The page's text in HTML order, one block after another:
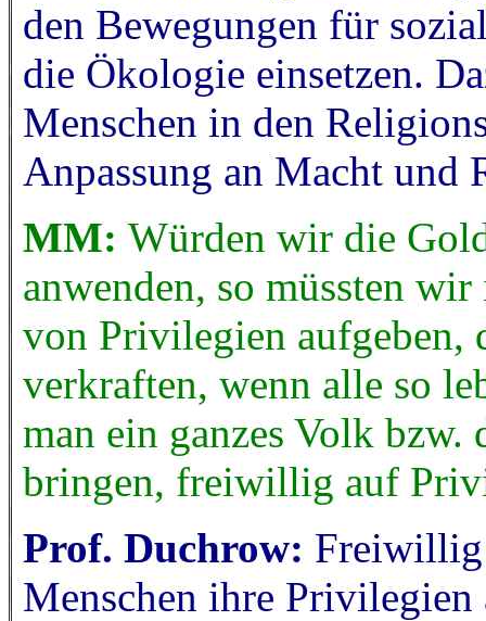
den Bewegungen für
die Ökologie einsetzen.
Menschen in den
Anpassung an Macht und
MM: Würden wir die
anwenden, so müssten
von Privilegien aufgeben,
verkraften, wenn alle so
man ein ganzes Volk bzw.
bringen, freiwillig auf
Prof. Duchrow: Freiwillig
Menschen ihre Privilegien